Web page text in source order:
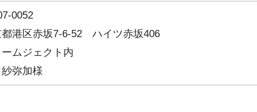
0052
都港区赤坂7-6-52 ハイツ赤坂406
ムジェクト内
弥加様